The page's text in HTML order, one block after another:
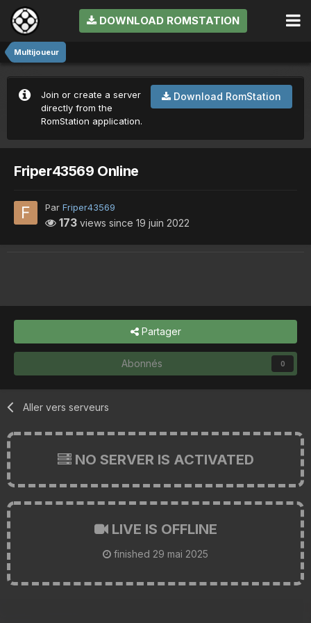
DOWNLOAD ROMSTATION
Multijoueur
Download RomStation
Join or create a server
directly from the
RomStation application.
Friper43569 Online
Par Friper43569
173 views since 19 juin 2022
Partager
Abonnés 0
Aller vers serveurs
NO SERVER IS ACTIVATED
LIVE IS OFFLINE
finished 29 mai 2025